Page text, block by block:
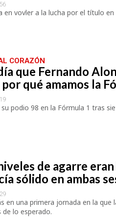
en vovler a la lucha por el título
CORAZÓN
que Fernando
qué amamos la
podio 98 en la Fórmula 1 tras
de agarre
sólido en ambas
en una primera jornada en la que
lo esperado.